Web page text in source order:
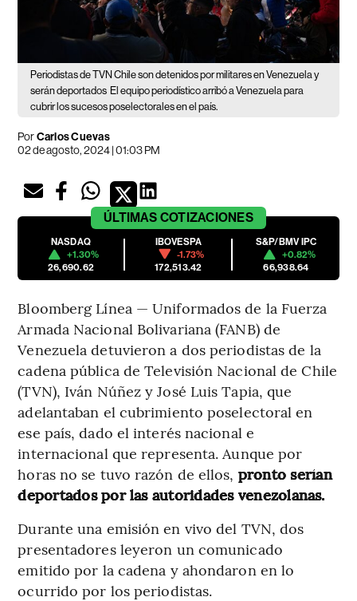
Periodistas de TVN Chile son detenidos por militares en Venezuela y
serán deportados El equipo periodístico arribó a Venezuela para
cubrir los sucesos poselectorales en el país.
PorCarlos Cuevas
02 de agosto, 2024 | 01:03 PM
ÚLTIMAS COTIZACIONES
NASDAQ
+1.30%
26,690.62
IBOVESPA
-1.73%
172,513.42
S&P/BMV IPC
+0.82%
66,938.64
Bloomberg Línea — Uniformados de la Fuerza
Armada Nacional Bolivariana (FANB) de
Venezuela detuvieron a dos periodistas de la
cadena pública de Televisión Nacional de Chile
(TVN), Iván Núñez y José Luis Tapia, que
adelantaban el cubrimiento poselectoral en
ese país, dado el interés nacional e
internacional que representa. Aunque por
horas no se tuvo razón de ellos, pronto serían
deportados por las autoridades venezolanas.
Durante una emisión en vivo del TVN, dos
presentadores leyeron un comunicado
emitido por la cadena y ahondaron en lo
ocurrido por los periodistas.